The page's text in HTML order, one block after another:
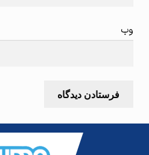
وب‌